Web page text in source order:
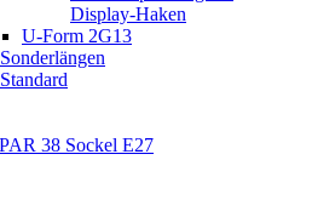
Display-Haken
U-Form 2G13
38 Sockel E27